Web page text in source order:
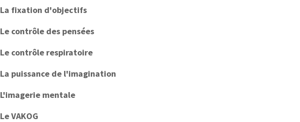
La fixation d'objectifs
Le contrôle des pensées
Le contrôle respiratoire
La puissance de l'imagination
L'imagerie mentale
Le VAKOG